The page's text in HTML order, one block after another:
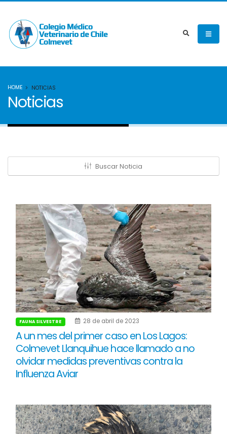
HOME NOTICIAS
Noticias
Buscar Noticia
FAUNA SILVESTRE 28 de abril de 2023
A un mes del primer caso en Los Lagos:
Colmevet Llanquihue hace llamado a no
olvidar medidas preventivas contra la
Influenza Aviar